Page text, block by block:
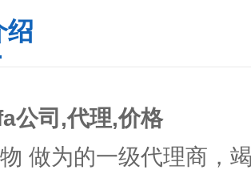
绍
公司,代理,价格
做为的一级代理商，